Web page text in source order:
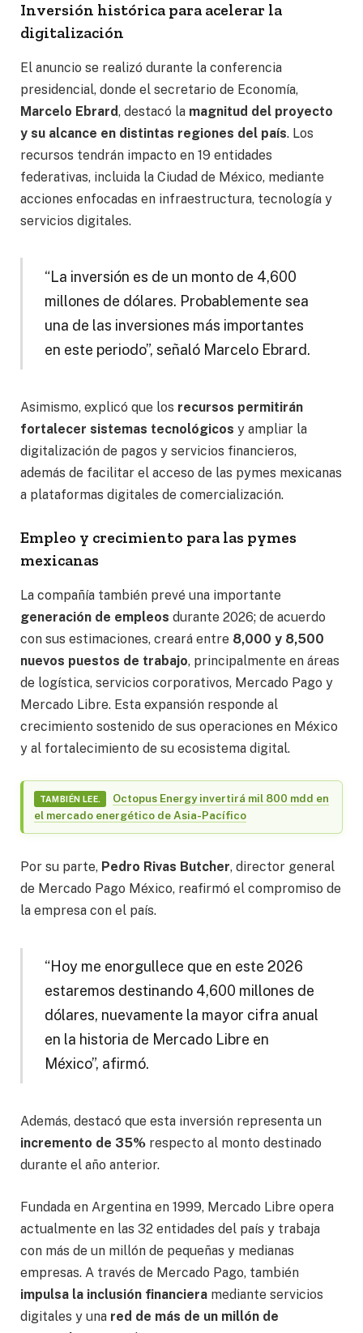
Inversión histórica para acelerar la
digitalización
El anuncio se realizó durante la conferencia
presidencial, donde el secretario de Economía,
Marcelo Ebrard, destacó la magnitud del proyecto
y su alcance en distintas regiones del país. Los
recursos tendrán impacto en 19 entidades
federativas, incluida la Ciudad de México, mediante
acciones enfocadas en infraestructura, tecnología y
servicios digitales.
“La inversión es de un monto de 4,600
millones de dólares. Probablemente sea
una de las inversiones más importantes
en este periodo”, señaló Marcelo Ebrard.
Asimismo, explicó que los recursos permitirán
fortalecer sistemas tecnológicos y ampliar la
digitalización de pagos y servicios financieros,
además de facilitar el acceso de las pymes mexicanas
a plataformas digitales de comercialización.
Empleo y crecimiento para las pymes
mexicanas
La compañía también prevé una importante
generación de empleos durante 2026; de acuerdo
con sus estimaciones, creará entre 8,000 y 8,500
nuevos puestos de trabajo, principalmente en áreas
de logística, servicios corporativos, Mercado Pago y
Mercado Libre. Esta expansión responde al
crecimiento sostenido de sus operaciones en México
y al fortalecimiento de su ecosistema digital.
TAMBIÉN LEE.
Octopus Energy invertirá mil 800 mdd en
el mercado energético de Asia-Pacífico
Por su parte, Pedro Rivas Butcher, director general
de Mercado Pago México, reafirmó el compromiso de
la empresa con el país.
“Hoy me enorgullece que en este 2026
estaremos destinando 4,600 millones de
dólares, nuevamente la mayor cifra anual
en la historia de Mercado Libre en
México”, afirmó.
Además, destacó que esta inversión representa un
incremento de 35% respecto al monto destinado
durante el año anterior.
Fundada en Argentina en 1999, Mercado Libre opera
actualmente en las 32 entidades del país y trabaja
con más de un millón de pequeñas y medianas
empresas. A través de Mercado Pago, también
impulsa la inclusión financiera mediante servicios
digitales y una red de más de un millón de